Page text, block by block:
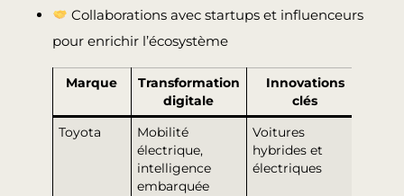
Collaborations avec startups et influenceurs
pour enrichir l’écosystème
Marque
Transformation
digitale
Innovations
clés
Toyota
Mobilité
électrique,
intelligence
embarquée
Voitures
hybrides et
électriques